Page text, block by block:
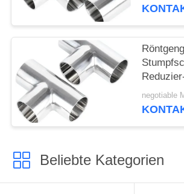
PRIVACY
POLICY
negotiable
Beliebte Kategorien